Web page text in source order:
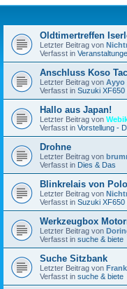
Oldtimertreffen
Letzter Beitrag von
Verfasst in
Anschluss Koso
Letzter Beitrag von Ayyo
Verfasst in Suzuki XF650
Hallo aus Japan!
Letzter Beitrag von
Verfasst in Vorstellung -
Drohne
Letzter Beitrag von
Verfasst in Dies & Das
Blinkrelais von
Letzter Beitrag von
Verfasst in Suzuki XF650
Werkzeugbox
Letzter Beitrag von
Verfasst in suche & biete
Suche Sitzbank
Letzter Beitrag von
Verfasst in suche & biete